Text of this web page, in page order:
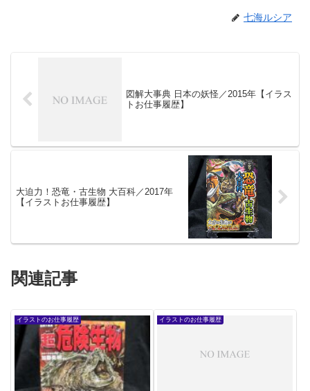
七海ルシア
図解大事典 日本の妖怪／2015年【イラス
トお仕事履歴】
大迫力！恐竜・古生物 大百科／2017年
【イラストお仕事履歴】
関連記事
イラストのお仕事履歴 イラストのお仕事履歴